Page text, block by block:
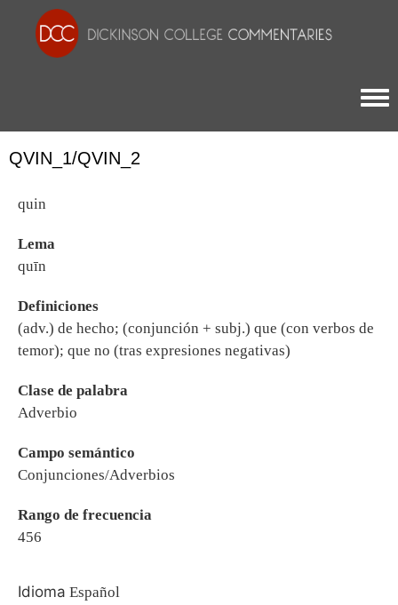
QVIN_1/QVIN_2
quin
Lema
quīn
Definiciones
(adv.) de hecho; (conjunción + subj.) que (con verbos de
temor); que no (tras expresiones negativas)
Clase de palabra
Adverbio
Campo semántico
Conjunciones/Adverbios
Rango de frecuencia
456
Idioma Español